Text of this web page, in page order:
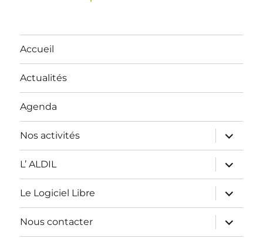
Accueil
Actualités
Agenda
Nos activités
ouvrir
le
sous-
menu
L’ ALDIL
ouvrir
le
sous-
menu
Le Logiciel Libre
ouvrir
le
sous-
menu
Nous contacter
ouvrir
le
sous-